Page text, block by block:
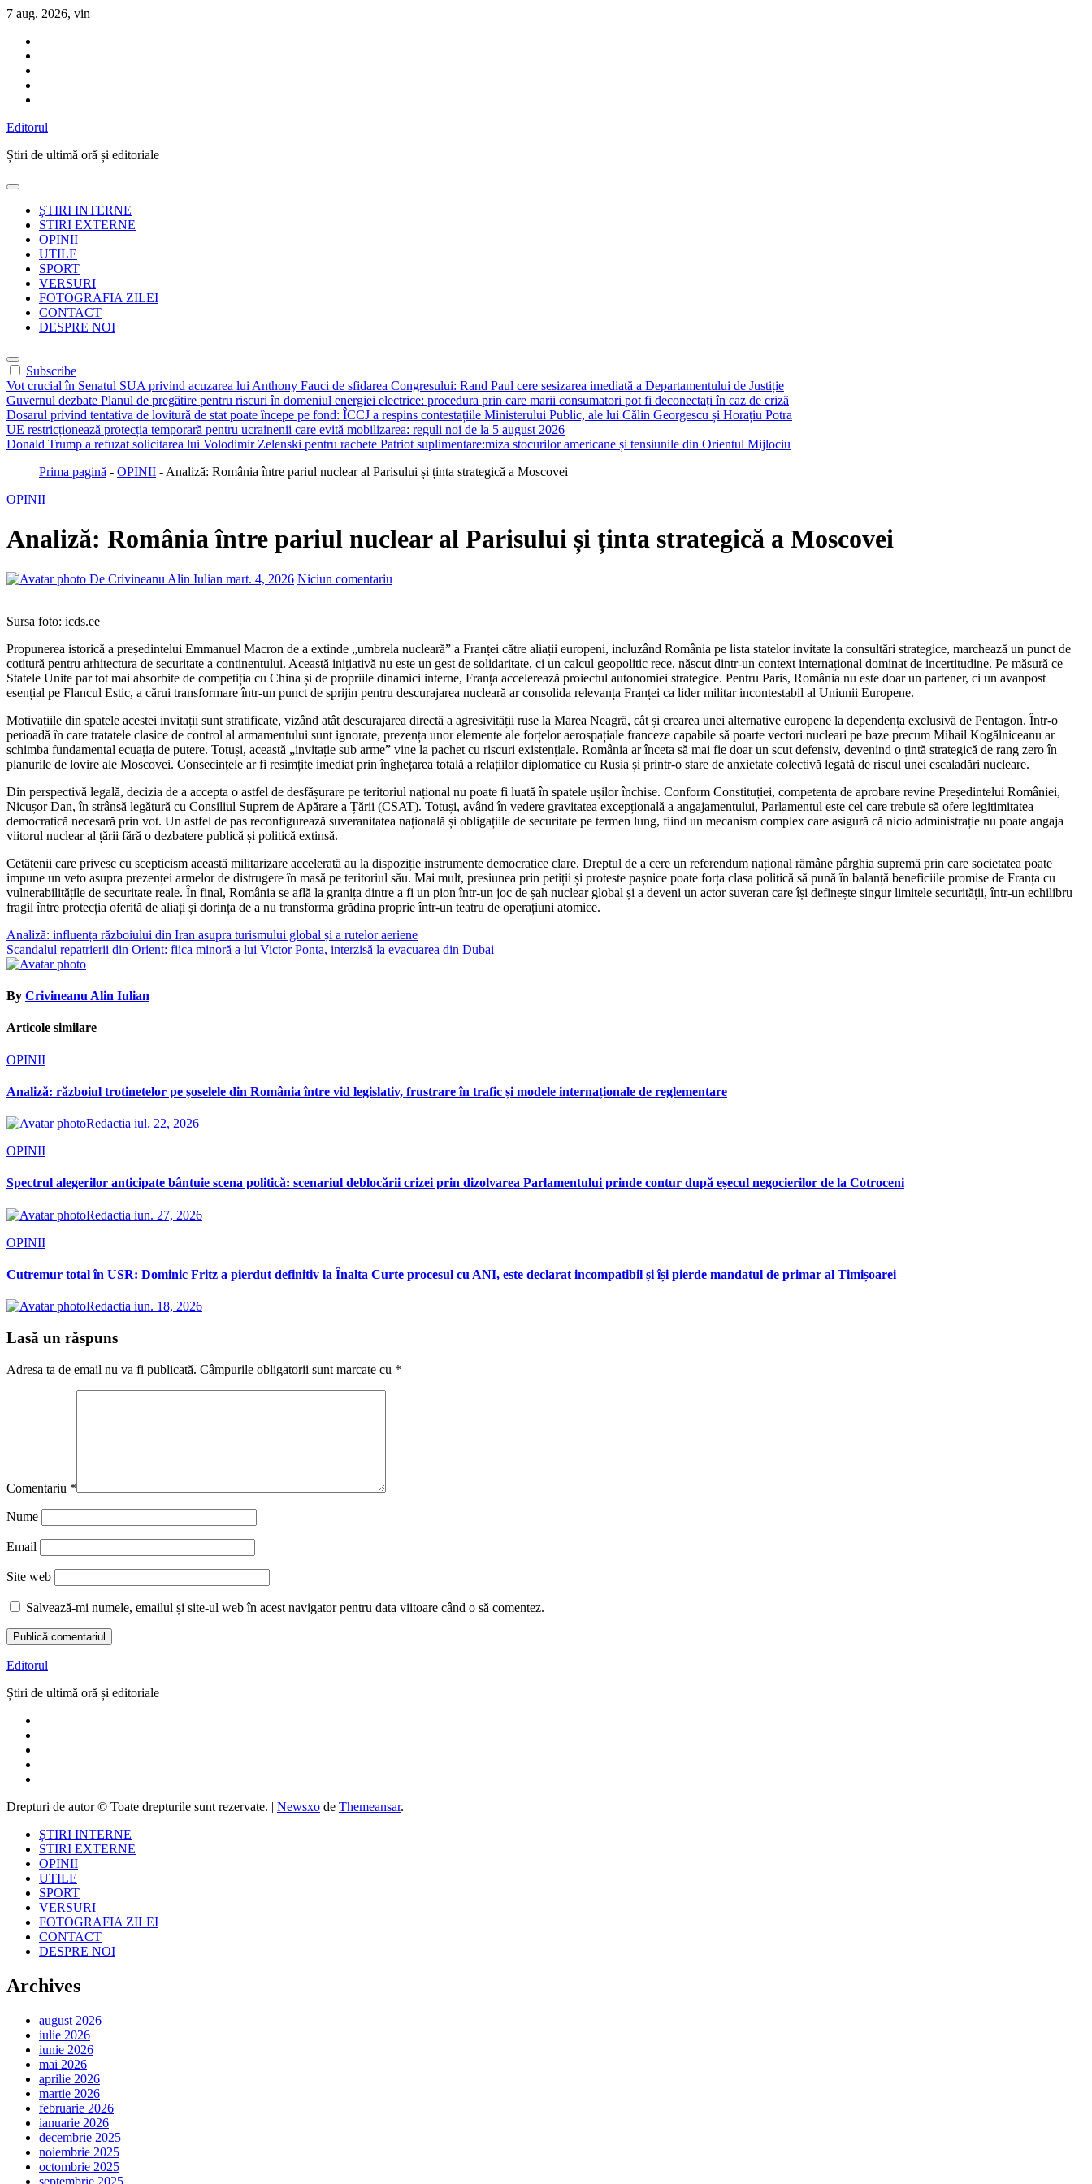
Sari
conținut
7 aug. 2026, vin
Editorul
Știri de ultimă oră și editoriale
ȘTIRI INTERNE
STIRI EXTERNE
OPINII
UTILE
SPORT
VERSURI
FOTOGRAFIA ZILEI
CONTACT
DESPRE NOI
Subscribe
Vot crucial în Senatul SUA privind acuzarea lui Anthony Fauci de sfidarea Congresului: Rand Paul cere sesizarea imediată a Departamentului de Justiție
Guvernul dezbate Planul de pregătire pentru riscuri în domeniul energiei electrice: procedura prin care marii consumatori pot fi deconectați în caz de criză
Dosarul privind tentativa de lovitură de stat poate începe pe fond: ÎCCJ a respins contestațiile Ministerului Public, ale lui Călin Georgescu și Horațiu Potra
UE restricționează protecția temporară pentru ucrainenii care evită mobilizarea: reguli noi de la 5 august 2026
Donald Trump a refuzat solicitarea lui Volodimir Zelenski pentru rachete Patriot suplimentare:miza stocurilor americane și tensiunile din Orientul Mijlociu
Prima pagină - OPINII - Analiză: România între pariul nuclear al Parisului și ținta strategică a Moscovei
OPINII
Analiză: România între pariul nuclear al Parisului și ținta strategică a Moscovei
De Crivineanu Alin Iulian mart. 4, 2026 Niciun comentariu
Sursa foto: icds.ee
Propunerea istorică a președintelui Emmanuel Macron de a extinde „umbrela nucleară” a Franței către aliații europeni, incluzând România pe lista statelor invitate la consultări strategice, marchează un punct de
cotitură pentru arhitectura de securitate a continentului. Această inițiativă nu este un gest de solidaritate, ci un calcul geopolitic rece, născut dintr-un context internațional dominat de incertitudine. Pe măsură ce
Statele Unite par tot mai absorbite de competiția cu China și de propriile dinamici interne, Franța accelerează proiectul autonomiei strategice. Pentru Paris, România nu este doar un partener, ci un avanpost
esențial pe Flancul Estic, a cărui transformare într-un punct de sprijin pentru descurajarea nucleară ar consolida relevanța Franței ca lider militar incontestabil al Uniunii Europene.
Motivațiile din spatele acestei invitații sunt stratificate, vizând atât descurajarea directă a agresivității ruse la Marea Neagră, cât și crearea unei alternative europene la dependența exclusivă de Pentagon. Într-o
perioadă în care tratatele clasice de control al armamentului sunt ignorate, prezența unor elemente ale forțelor aerospațiale franceze capabile să poarte vectori nucleari pe baze precum Mihail Kogălniceanu ar
schimba fundamental ecuația de putere. Totuși, această „invitație sub arme” vine la pachet cu riscuri existențiale. România ar înceta să mai fie doar un scut defensiv, devenind o țintă strategică de rang zero în
planurile de lovire ale Moscovei. Consecințele ar fi resimțite imediat prin înghețarea totală a relațiilor diplomatice cu Rusia și printr-o stare de anxietate colectivă legată de riscul unei escaladări nucleare.
Din perspectivă legală, decizia de a accepta o astfel de desfășurare pe teritoriul național nu poate fi luată în spatele ușilor închise. Conform Constituției, competența de aprobare revine Președintelui României,
Nicușor Dan, în strânsă legătură cu Consiliul Suprem de Apărare a Țării (CSAT). Totuși, având în vedere gravitatea excepțională a angajamentului, Parlamentul este cel care trebuie să ofere legitimitatea
democratică necesară prin vot. Un astfel de pas reconfigurează suveranitatea națională și obligațiile de securitate pe termen lung, fiind un mecanism complex care asigură că nicio administrație nu poate angaja
viitorul nuclear al țării fără o dezbatere publică și politică extinsă.
Cetățenii care privesc cu scepticism această militarizare accelerată au la dispoziție instrumente democratice clare. Dreptul de a cere un referendum național rămâne pârghia supremă prin care societatea poate
impune un veto asupra prezenței armelor de distrugere în masă pe teritoriul său. Mai mult, presiunea prin petiții și proteste pașnice poate forța clasa politică să pună în balanță beneficiile promise de Franța cu
vulnerabilitățile de securitate reale. În final, România se află la granița dintre a fi un pion într-un joc de șah nuclear global și a deveni un actor suveran care își definește singur limitele securității, într-un echilibru
fragil între protecția oferită de aliați și dorința de a nu transforma grădina proprie într-un teatru de operațiuni atomice.
Navigare
în
Analiză: influența războiului din Iran asupra turismului global și a rutelor aeriene
Scandalul repatrierii din Orient: fiica minoră a lui Victor Ponta, interzisă la evacuarea din Dubai
By Crivineanu Alin Iulian
Articole similare
OPINII
Analiză: războiul trotinetelor pe șoselele din România între vid legislativ, frustrare în trafic și modele internaționale de reglementare
Redactia iul. 22, 2026
OPINII
Spectrul alegerilor anticipate bântuie scena politică: scenariul deblocării crizei prin dizolvarea Parlamentului prinde contur după eșecul negocierilor de la Cotroceni
Redactia iun. 27, 2026
OPINII
Cutremur total în USR: Dominic Fritz a pierdut definitiv la Înalta Curte procesul cu ANI, este declarat incompatibil și își pierde mandatul de primar al Timișoarei
Redactia iun. 18, 2026
Lasă un răspuns
Adresa ta de email nu va fi publicată. Câmpurile obligatorii sunt marcate cu *
Comentariu *
Nume
Email
Site web
Salvează-mi numele, emailul și site-ul web în acest navigator pentru data viitoare când o să comentez.
Editorul
Știri de ultimă oră și editoriale
Drepturi de autor © Toate drepturile sunt rezervate. | Newsxo de Themeansar.
ȘTIRI INTERNE
STIRI EXTERNE
OPINII
UTILE
SPORT
VERSURI
FOTOGRAFIA ZILEI
CONTACT
DESPRE NOI
Archives
august 2026
iulie 2026
iunie 2026
mai 2026
aprilie 2026
martie 2026
februarie 2026
ianuarie 2026
decembrie 2025
noiembrie 2025
octombrie 2025
septembrie 2025